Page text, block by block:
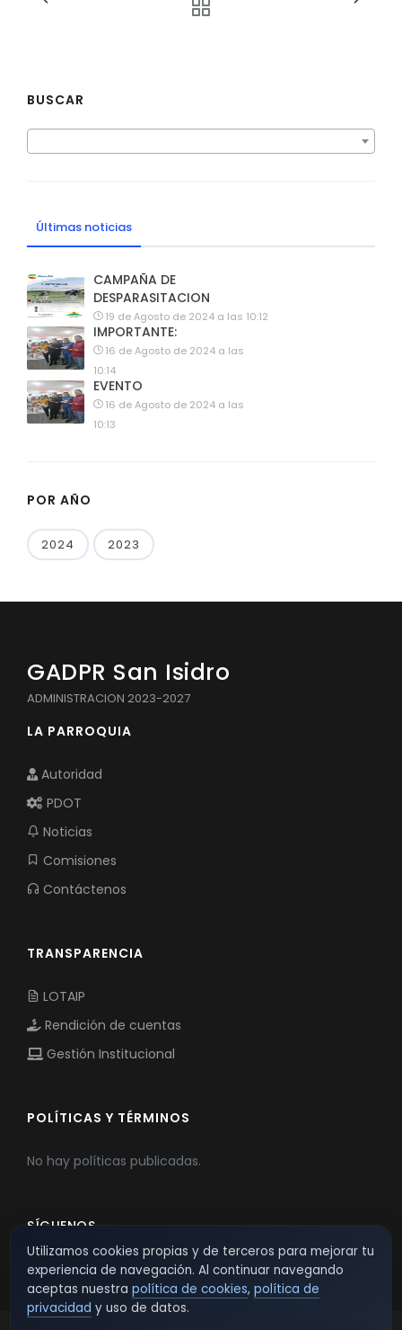
BUSCAR
Últimas noticias
CAMPAÑA DE
DESPARASITACION
19 de Agosto de 2024 a las 10:12
IMPORTANTE:
16 de Agosto de 2024 a las
10:14
EVENTO
16 de Agosto de 2024 a las
10:13
POR AÑO
2024 2023
GADPR San Isidro
ADMINISTRACION 2023-2027
LA PARROQUIA
Autoridad
PDOT
Noticias
Comisiones
Contáctenos
TRANSPARENCIA
LOTAIP
Rendición de cuentas
Gestión Institucional
POLÍTICAS Y TÉRMINOS
No hay políticas publicadas.
SÍGUENOS
Utilizamos cookies propias y de terceros para mejorar tu
experiencia de navegación. Al continuar navegando
aceptas nuestra política de cookies, política de
privacidad y uso de datos.